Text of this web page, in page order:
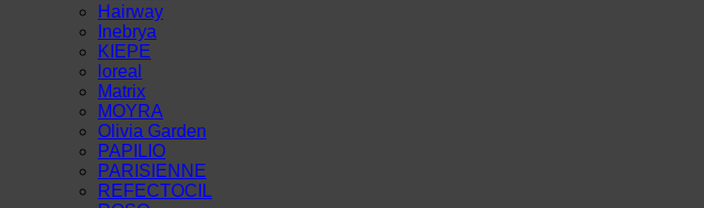
Hairway
Inebrya
KIEPE
loreal
Matrix
MOYRA
Olivia Garden
PAPILIO
PARISIENNE
REFECTOCIL